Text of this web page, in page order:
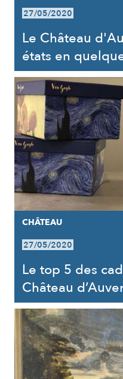
27/05/2020
Le Château
états en
CHÂTEAU
27/05/2020
Le top 5 des
Château